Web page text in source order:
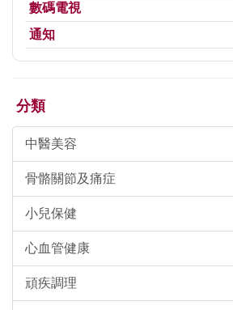
數碼電視
通知
分類
中醫美容
骨骼關節及痛症
小兒保健
心血管健康
頑疾調理